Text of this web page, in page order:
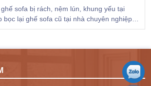
sofa bị rách, nệm lún, khung yếu tại
bọc lại ghế sofa cũ tại nhà chuyên nghiệp
dài hạn.